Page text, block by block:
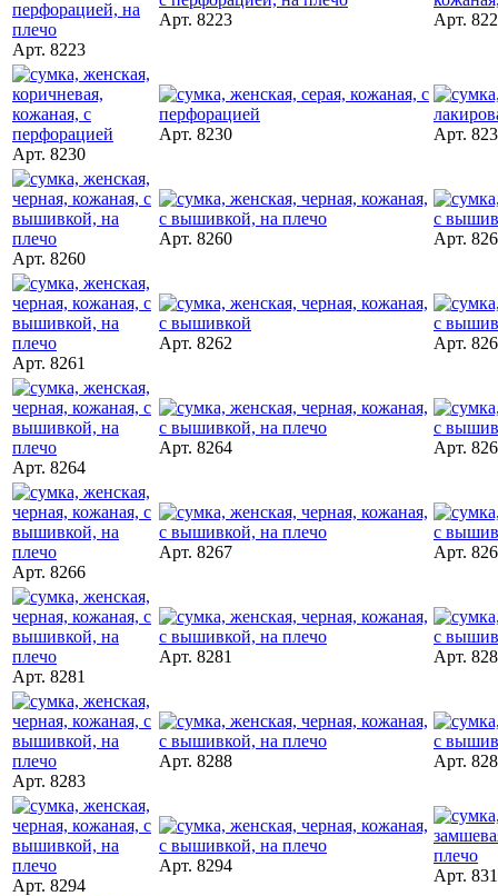
Арт. 8223
Арт. 8223 Арт.
Арт. 8230
Арт. 8230 Арт.
Арт. 8260
Арт. 8260 Арт.
Арт. 8261
Арт. 8262 Арт.
Арт. 8264
Арт. 8264 Арт.
Арт. 8266
Арт. 8267 Арт.
Арт. 8281
Арт. 8281 Арт.
Арт. 8283
Арт. 8288 Арт.
Арт. 8294
Арт. 8294
Арт.